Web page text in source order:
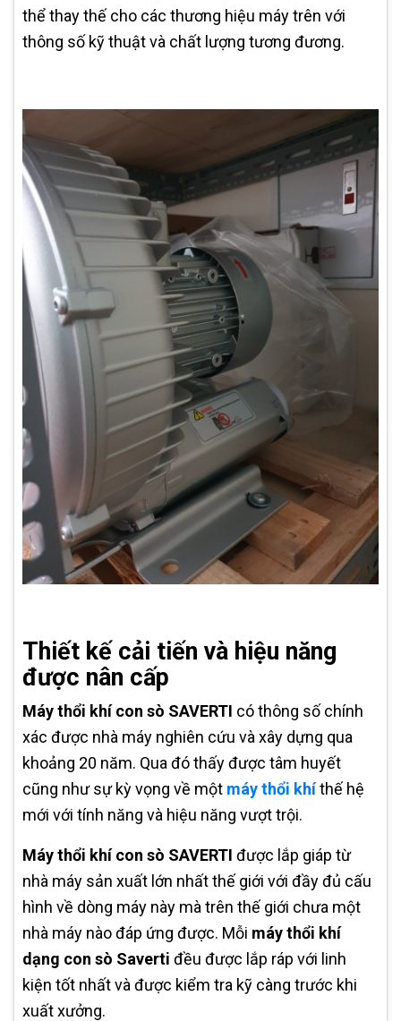
thể thay thế cho các thương hiệu máy trên với
thông số kỹ thuật và chất lượng tương đương.
Thiết kế cải tiến và hiệu năng
được nân cấp
Máy thổi khí con sò SAVERTI có thông số chính
xác được nhà máy nghiên cứu và xây dựng qua
khoảng 20 năm. Qua đó thấy được tâm huyết
cũng như sự kỳ vọng về một máy thổi khíthế hệ
mới với tính năng và hiệu năng vượt trội.
Máy thổi khí con sò SAVERTI được lắp giáp từ
nhà máy sản xuất lớn nhất thế giới với đầy đủ cấu
hình về dòng máy này mà trên thế giới chưa một
nhà máy nào đáp ứng được. Mỗi máy thổi khí
dạng con sò Saverti đều được lắp ráp với linh
kiện tốt nhất và được kiểm tra kỹ càng trước khi
xuất xưởng.